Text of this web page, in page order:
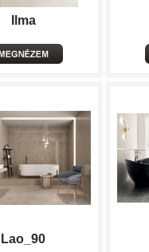
Ilma
Lao_90